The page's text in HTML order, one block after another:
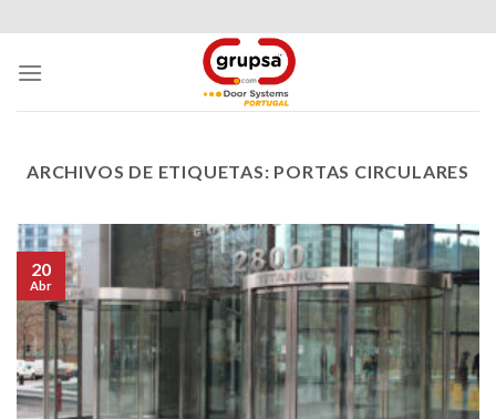
to
content
ARCHIVOS DE ETIQUETAS: PORTAS CIRCULARES
20
Abr